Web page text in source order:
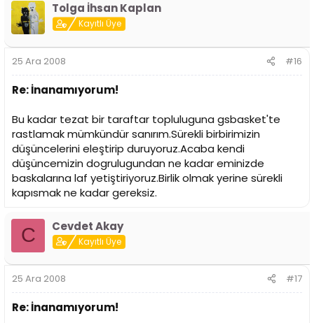
Tolga İhsan Kaplan
Kayıtlı Üye
25 Ara 2008 #16
Re: İnanamıyorum!
Bu kadar tezat bir taraftar topluluguna gsbasket'te
rastlamak mümkündür sanırım.Sürekli birbirimizin
düşüncelerini eleştirip duruyoruz.Acaba kendi
düşüncemizin dogrulugundan ne kadar eminizde
baskalarına laf yetiştiriyoruz.Birlik olmak yerine sürekli
kapısmak ne kadar gereksiz.
C Cevdet Akay
Kayıtlı Üye
25 Ara 2008 #17
Re: İnanamıyorum!